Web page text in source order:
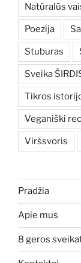
Natūralūs
Poezija
Stuburas
Sveika
Tikros
Veganiški
Viršsvoris
Pradžia
Apie mus
8 geros